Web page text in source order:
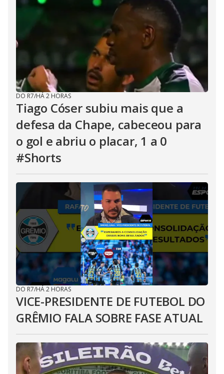
DO R7/HÁ 2 HORAS
Tiago Cóser subiu mais que a
defesa da Chape, cabeceou para
o gol e abriu o placar, 1 a 0
#Shorts
DO R7/HÁ 2 HORAS
VICE-PRESIDENTE DE FUTEBOL DO
GRÊMIO FALA SOBRE FASE ATUAL